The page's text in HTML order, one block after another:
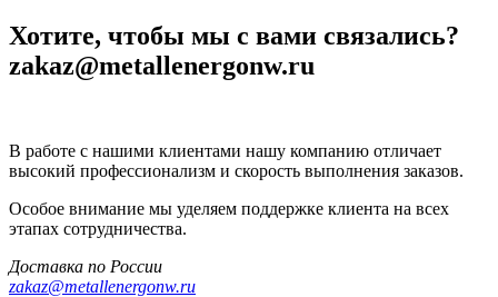
Хотите, чтобы мы с вами связались?
zakaz@metallenergonw.ru
В работе с нашими клиентами нашу компанию отличает
высокий профессионализм и скорость выполнения заказов.
Особое внимание мы уделяем поддержке клиента на всех
этапах сотрудничества.
Доставка по России
zakaz@metallenergonw.ru